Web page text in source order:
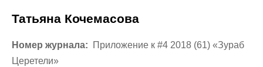
Татьяна Кочемасова
Номер журнала:
Приложение к #4 2018 (61) «Зураб
Церетели»